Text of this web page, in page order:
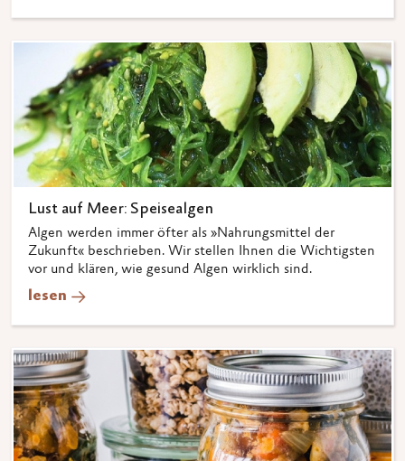
Lust auf Meer: Speisealgen
Algen werden immer öfter als »Nahrungsmittel der
Zukunft« beschrieben. Wir stellen Ihnen die Wichtigsten
vor und klären, wie gesund Algen wirklich sind.
lesen